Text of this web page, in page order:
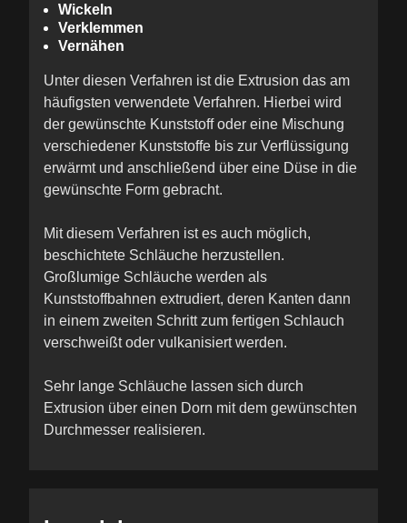
Wickeln
Verklemmen
Vernähen
Unter diesen Verfahren ist die Extrusion das am
häufigsten verwendete Verfahren. Hierbei wird
der gewünschte Kunststoff oder eine Mischung
verschiedener Kunststoffe bis zur Verflüssigung
erwärmt und anschließend über eine Düse in die
gewünschte Form gebracht.
Mit diesem Verfahren ist es auch möglich,
beschichtete Schläuche herzustellen.
Großlumige Schläuche werden als
Kunststoffbahnen extrudiert, deren Kanten dann
in einem zweiten Schritt zum fertigen Schlauch
verschweißt oder vulkanisiert werden.
Sehr lange Schläuche lassen sich durch
Extrusion über einen Dorn mit dem gewünschten
Durchmesser realisieren.